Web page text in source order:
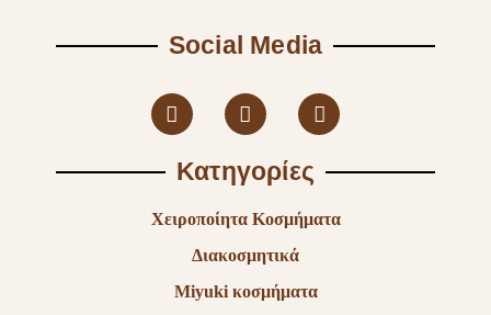
Social Media
Κατηγορίες
Χειροποίητα Κοσμήματα
Διακοσμητικά
Miyuki κοσμήματα